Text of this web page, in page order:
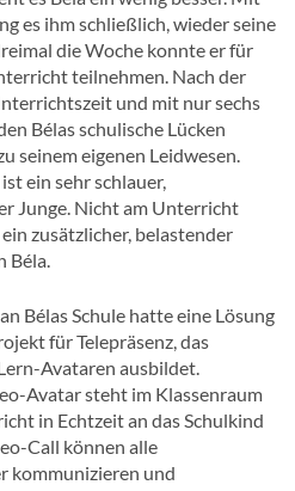
es ihm schließlich, wieder seine
die Woche konnte er für
teilnehmen. Nach der
und mit nur sechs
Bélas schulische Lücken
seinem eigenen Leidwesen.
ein sehr schlauer,
Junge. Nicht am Unterricht
zusätzlicher, belastender
Béla.
Bélas Schule hatte eine Lösung
für Telepräsenz, das
Avataren ausbildet.
Avatar steht im Klassenraum
in Echtzeit an das Schulkind
Call können alle
kommunizieren und